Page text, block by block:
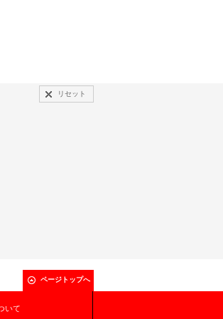
リセット
ページトップへ
いて